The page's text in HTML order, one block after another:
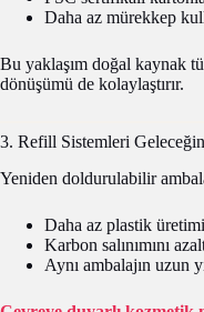
Daha az mürekkep
Bu yaklaşım doğal kaynak
dönüşümü de kolaylaştırır.
3. Refill Sistemleri
Yeniden doldurulabilir
Daha az plastik
Karbon salınımını
Aynı ambalajın uzun